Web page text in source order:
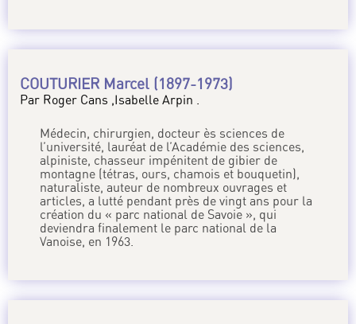
COUTURIER Marcel (1897-1973)
Par Roger Cans ,Isabelle Arpin .
Médecin, chirurgien, docteur ès sciences de
l’université, lauréat de l’Académie des sciences,
alpiniste, chasseur impénitent de gibier de
montagne (tétras, ours, chamois et bouquetin),
naturaliste, auteur de nombreux ouvrages et
articles, a lutté pendant près de vingt ans pour la
création du « parc national de Savoie », qui
deviendra finalement le parc national de la
Vanoise, en 1963.